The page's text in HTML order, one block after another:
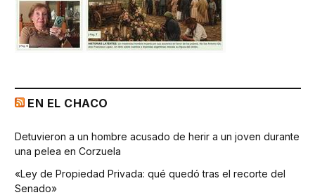
EN EL CHACO
Detuvieron a un hombre acusado de herir a un joven durante
una pelea en Corzuela
«Ley de Propiedad Privada: qué quedó tras el recorte del
Senado»